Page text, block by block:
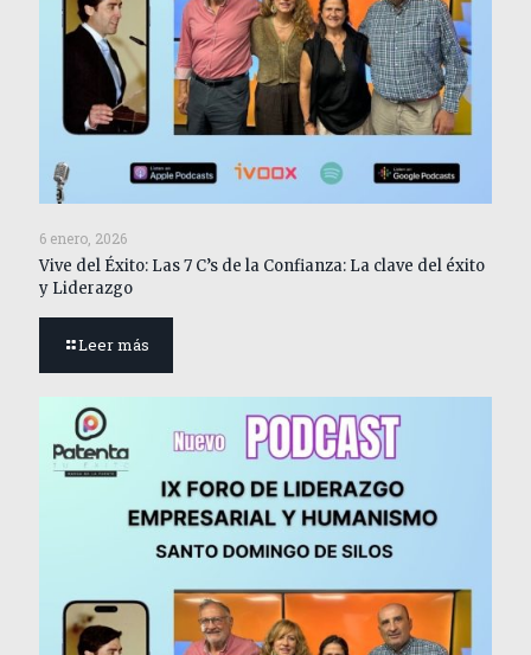
6 enero, 2026
Vive del Éxito: Las 7 C’s de la Confianza: La clave del éxito
y Liderazgo
Leer más